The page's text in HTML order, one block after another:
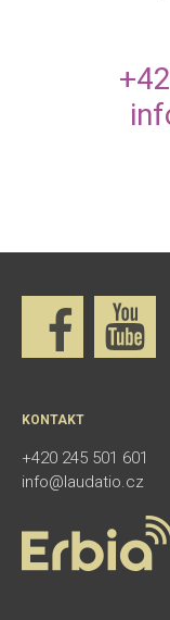
KONTAKT
+420 245 501 601
info@laudatio.cz